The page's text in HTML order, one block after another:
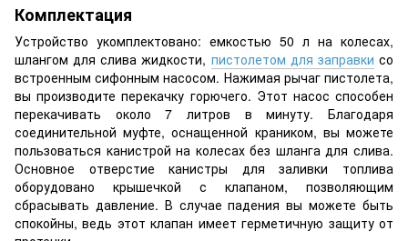
Комплектация
Устройство укомплектовано: емкостью 50 л на колесах,
шлангом для слива жидкости, пистолетом для заправки со
встроенным сифонным насосом. Нажимая рычаг пистолета,
вы производите перекачку горючего. Этот насос способен
перекачивать около 7 литров в минуту. Благодаря
соединительной муфте, оснащенной краником, вы можете
пользоваться канистрой на колесах без шланга для слива.
Основное отверстие канистры для заливки топлива
оборудовано крышечкой с клапаном, позволяющим
сбрасывать давление. В случае падения вы можете быть
спокойны, ведь этот клапан имеет герметичную защиту от